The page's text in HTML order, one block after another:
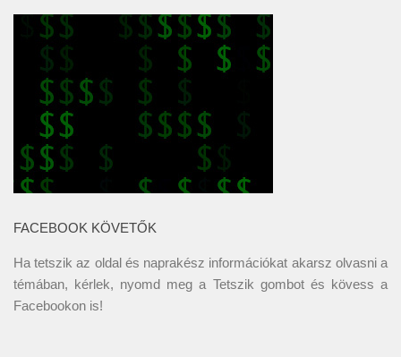
FACEBOOK KÖVETŐK
Ha tetszik az oldal és naprakész információkat akarsz olvasni a
témában, kérlek, nyomd meg a Tetszik gombot és kövess a
Facebookon is!